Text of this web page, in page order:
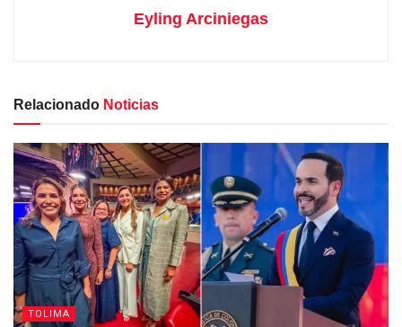
Eyling Arciniegas
Relacionado Noticias
TOLIMA